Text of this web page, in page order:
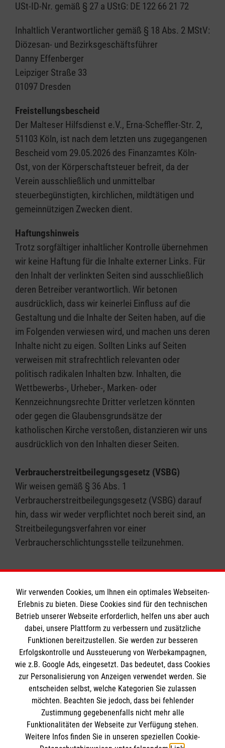
USt-ID-Nr. gemäß § 27 a UStG: DE 122 66 21 72
Inhaltlich Verantwortlicher gemäß § 18 Abs. 2 MStV:
Diözesan- und Bezirksgeschäftsführer
Danny Effenberger
Leipziger Straße 33
01097 Dresden
Freistellungsbescheid
Der Malteser Hilfsdienst e.V., Erna-Scheffler-Str. 2,
51103 Köln, ist nach dem letzten uns zugegangenen
Bescheid vom 29.05.2026 des Finanzamtes Köln-
Ost, von der Körperschaftsteuer befreit, da der
Verein ausschließlich und unmittelbar
steuerbegünstigten, kirchlichen, mildtätigen und
gemeinnützigen Zwecken dient.
Haftungshinweis
Trotz sorgfältiger inhaltlicher Kontrolle übernehmen
wir keine Haftung für die Inhalte externer Links. Für
den Inhalt der verlinkten Seiten sind ausschließlich
deren Betreiber verantwortlich. Wir betonen
ausdrücklich, dass wir keinerlei Einfluss auf die
Gestaltung und die Inhalte der Seiten haben, auf die
im Folgenden verwiesen wird, und machen uns deren
Inhalte nicht zu eigen. Sollten Links auf Seiten
verweisen mit strafrechtlich relevanten oder
politisch radikalen Inhalten bzw. Inhalten, die
Wettbewerbs-, Urheber-, Marken- oder
Kennzeichnungsrechte Dritter verletzen könnten
oder gegen die Glaubensgrundsätze der
katholischen Kirche verstoßen, distanzieren wir uns
ausdrücklich von den Inhalten dieser Seiten.
Verbraucherstreitbeilegungsgesetz (VSBG)
Wir weisen gemäß § 36 Abs. 1
Verbraucherstreitbeilegungsgesetz (VSBG) darauf
hin, dass wir weder verpflichtet noch bereit sind, an
Streitbeilegungsverfahren vor einer
Verbraucherschlichtungsstelle teilzunehmen.
Informationen
Impressum
Datenschutz
Barrierefreiheit
Kontakt
Die Malteser
Malteser in Deutschland
Malteserorden
Sharepoint
Spendenkonto
Wir verwenden Cookies, um Ihnen ein optimales Webseiten-
Erlebnis zu bieten. Diese Cookies sind für den technischen
Betrieb unserer Webseite erforderlich, helfen uns aber auch
dabei, unsere Plattform zu verbessern und zusätzliche
Funktionen bereitzustellen. Sie werden zur besseren
Erfolgskontrolle und Aussteuerung von Werbekampagnen,
wie z.B. Google Ads, eingesetzt. Das bedeutet, dass Cookies
zur Personalisierung von Anzeigen verwendet werden. Sie
entscheiden selbst, welche Kategorien Sie zulassen
möchten. Beachten Sie jedoch, dass bei fehlender
Zustimmung gegebenenfalls nicht mehr alle
Funktionalitäten der Webseite zur Verfügung stehen.
Weitere Infos finden Sie in unseren speziellen Cookie-